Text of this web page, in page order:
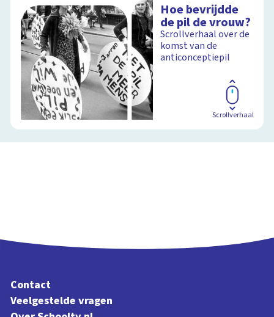
Hoe bevrijdde
de pil de vrouw?
Scrollverhaal over de
komst van de
anticonceptiepil
Scrollverhaal
Contact
Veelgestelde vragen